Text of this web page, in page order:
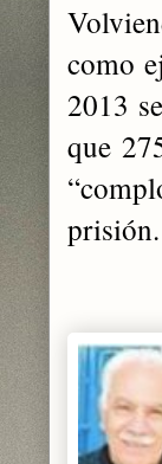
como
2013
que
prisión.